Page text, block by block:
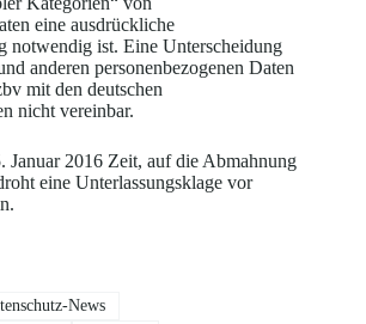
eine ausdrückliche
notwendig ist. Eine Unterscheidung
anderen personenbezogenen Daten
mit den deutschen
nicht vereinbar.
Januar 2016 Zeit, auf die Abmahnung
eine Unterlassungsklage vor
News